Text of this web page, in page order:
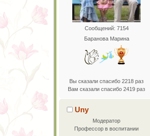
Сообщений: 7154
Баранова Марина
Вы сказали спасибо 2218 раз
Вам сказали спасибо 2419 раз
Uny
Модератор
Профессор в воспитании